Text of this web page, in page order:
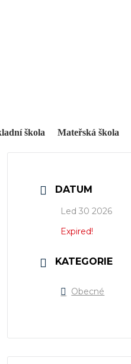
škola Mateřská škola
DATUM
Led 30 2026
Expired!
KATEGORIE
Obecné